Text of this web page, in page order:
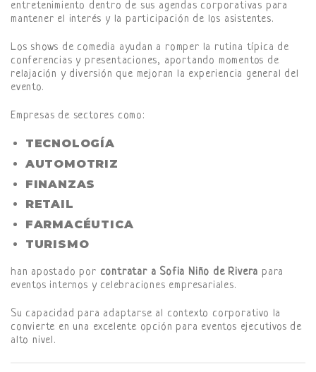
entretenimiento dentro de sus agendas corporativas para
mantener el interés y la participación de los asistentes.
Los shows de comedia ayudan a romper la rutina típica de
conferencias y presentaciones, aportando momentos de
relajación y diversión que mejoran la experiencia general del
evento.
Empresas de sectores como:
TECNOLOGÍA
AUTOMOTRIZ
FINANZAS
RETAIL
FARMACÉUTICA
TURISMO
han apostado por contratar a Sofia Niño de Rivera para
eventos internos y celebraciones empresariales.
Su capacidad para adaptarse al contexto corporativo la
convierte en una excelente opción para eventos ejecutivos de
alto nivel.